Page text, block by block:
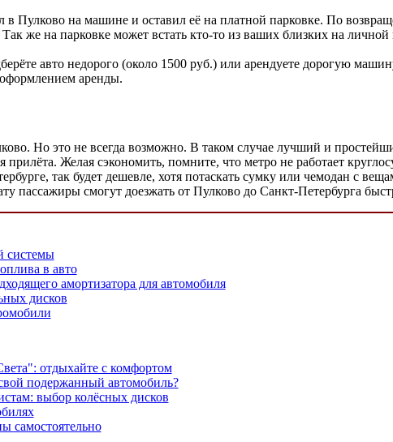
Пулково на машине и оставил её на платной парковке. По
же на парковке может встать кто-то из ваших близких на
авто недорого (около 1500 руб.) или арендуете дорогую
аренды.
Но это не всегда возможно. В таком случае лучший и
Желая сэкономить, помните, что метро не работает
так будет дешевле, хотя потаскать сумку или чемодан с
пассажиры смогут доезжать от Пулково до Санкт-Петербурга
системы
в авто
амортизатора для автомобиля
дисков
отдыхайте с комфортом
подержанный автомобиль?
выбор колёсных дисков
самостоятельно